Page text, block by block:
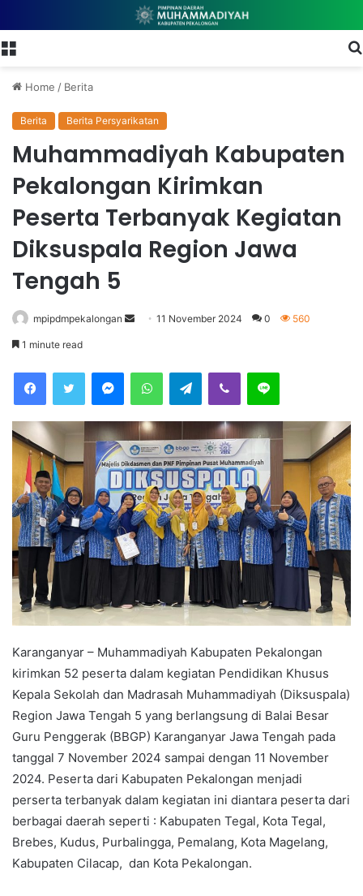
Home / Berita
Berita Berita Persyarikatan
Muhammadiyah Kabupaten
Pekalongan Kirimkan
Peserta Terbanyak Kegiatan
Diksuspala Region Jawa
Tengah 5
mpipdmpekalongan
e
m
a
i
l
11 November 2024 0 560
1 minute read
Telegram
Karanganyar – Muhammadiyah Kabupaten Pekalongan
kirimkan 52 peserta dalam kegiatan Pendidikan Khusus
Kepala Sekolah dan Madrasah Muhammadiyah (Diksuspala)
Region Jawa Tengah 5 yang berlangsung di Balai Besar
Guru Penggerak (BBGP) Karanganyar Jawa Tengah pada
tanggal 7 November 2024 sampai dengan 11 November
2024. Peserta dari Kabupaten Pekalongan menjadi
perserta terbanyak dalam kegiatan ini diantara peserta dari
berbagai daerah seperti : Kabupaten Tegal, Kota Tegal,
Brebes, Kudus, Purbalingga, Pemalang, Kota Magelang,
Kabupaten Cilacap, dan Kota Pekalongan.